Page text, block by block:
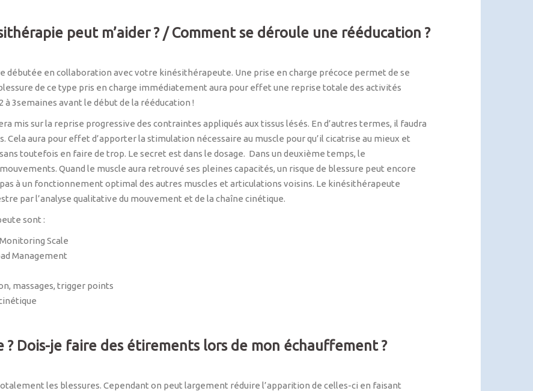
peut m’aider ? / Comment se déroule une rééducation ?
débutée en collaboration avec votre kinésithérapeute. Une prise en charge précoce permet de se
de ce type pris en charge immédiatement aura pour effet une reprise totale des activités
à 3semaines avant le début de la rééducation !
mis sur la reprise progressive des contraintes appliqués aux tissus lésés. En d’autres termes, il faudra
Cela aura pour effet d’apporter la stimulation nécessaire au muscle pour qu’il cicatrise au mieux et
toutefois en faire de trop. Le secret est dans le dosage. Dans un deuxième temps, le
Quand le muscle aura retrouvé ses pleines capacités, un risque de blessure peut encore
à un fonctionnement optimal des autres muscles et articulations voisins. Le kinésithérapeute
par l’analyse qualitative du mouvement et de la chaîne cinétique.
sont :
Scale
Management
massages, trigger points
Dois-je faire des étirements lors de mon échauffement ?
les blessures. Cependant on peut largement réduire l’apparition de celles-ci en faisant